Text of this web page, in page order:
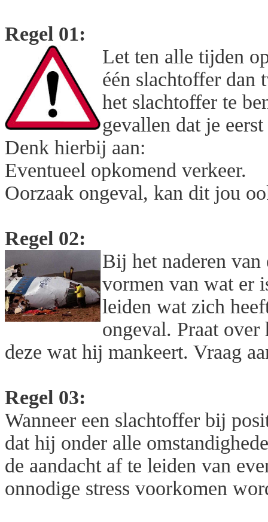
Regel 01:
Let ten alle tijden
één slachtoffer dan
het slachtoffer te
gevallen dat je
Denk hierbij aan:
Eventueel opkomend verkeer.
Oorzaak ongeval, kan dit jou
Regel 02:
Bij het naderen van
vormen van wat er
leiden wat zich
ongeval. Praat
deze wat hij mankeert. Vraag
Regel 03:
Wanneer een slachtoffer bij
dat hij onder alle
de aandacht af te leiden van
onnodige stress voorkomen